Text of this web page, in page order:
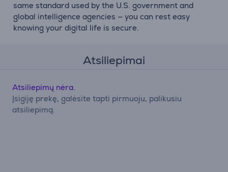
same standard used by the U.S. government and
global intelligence agencies — you can rest easy
knowing your digital life is secure.
Atsiliepimai
Atsiliepimų nėra.
Įsigiję prekę, galėsite tapti pirmuoju, palikusiu
atsiliepimą.